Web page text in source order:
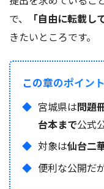
で、
「自由に転載し
きたいところです。
この章のポイント
宮城県は問題
台本まで公式
対象は仙台二
便利な公開だが